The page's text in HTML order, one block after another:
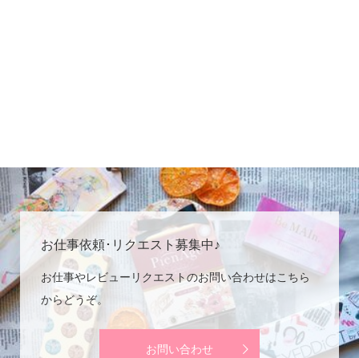
お仕事依頼･リクエスト募集中♪
お仕事やレビューリクエストのお問い合わせはこちら
からどうぞ。
お問い合わせ